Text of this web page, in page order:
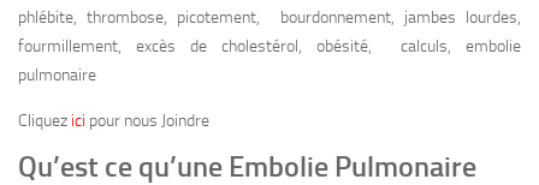
phlébite, thrombose, picotement, bourdonnement, jambes lourdes,
fourmillement, excès de cholestérol, obésité, calculs, embolie
pulmonaire
Cliquez ici pour nous Joindre
Qu’est ce qu’une Embolie Pulmonaire